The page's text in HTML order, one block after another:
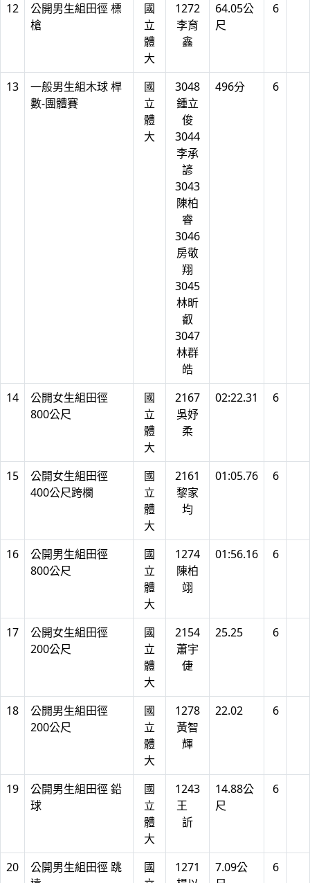
12
公開男生組田徑 標
槍
國
立
體
大
1272
李育
鑫
64.05公
尺
6
13
一般男生組木球 桿
數-團體賽
國
立
體
大
3048
鍾立
俊
3044
李承
諺
3043
陳柏
睿
3046
房敬
翔
3045
林昕
叡
3047
林群
皓
496分 6
14
公開女生組田徑
800公尺
國
立
體
大
2167
吳妤
柔
02:22.31 6
15
公開女生組田徑
400公尺跨欄
國
立
體
大
2161
黎家
均
01:05.76 6
16
公開男生組田徑
800公尺
國
立
體
大
1274
陳柏
翊
01:56.16 6
17
公開女生組田徑
200公尺
國
立
體
大
2154
蕭宇
倢
25.25 6
18
公開男生組田徑
200公尺
國
立
體
大
1278
黃智
輝
22.02 6
19
公開男生組田徑 鉛
球
國
立
體
大
1243
王
訢
14.88公
尺
6
20
公開男生組田徑 跳
國
1271
7.09公
6